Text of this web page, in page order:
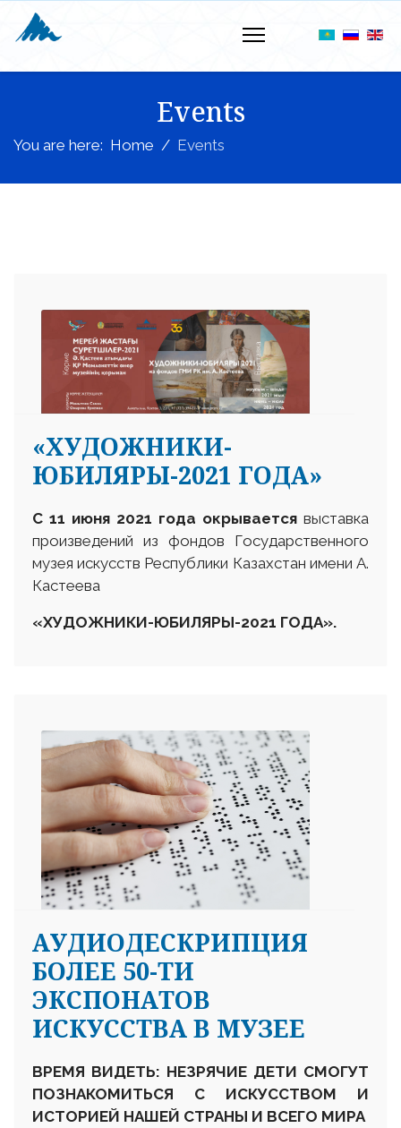
Events
You are here: Home Events
«ХУДОЖНИКИ-
ЮБИЛЯРЫ-2021 ГОДА»
С 11 июня 2021 года окрывается выставка
произведений из фондов Государственного
музея искусств Республики Казахстан имени А.
Кастеева
«ХУДОЖНИКИ-ЮБИЛЯРЫ-2021 ГОДА».
АУДИОДЕСКРИПЦИЯ
БОЛЕЕ 50-ТИ
ЭКСПОНАТОВ
ИСКУССТВА В МУЗЕЕ
ВРЕМЯ ВИДЕТЬ: НЕЗРЯЧИЕ ДЕТИ СМОГУТ
ПОЗНАКОМИТЬСЯ С ИСКУССТВОМ И
ИСТОРИЕЙ НАШЕЙ СТРАНЫ И ВСЕГО МИРА